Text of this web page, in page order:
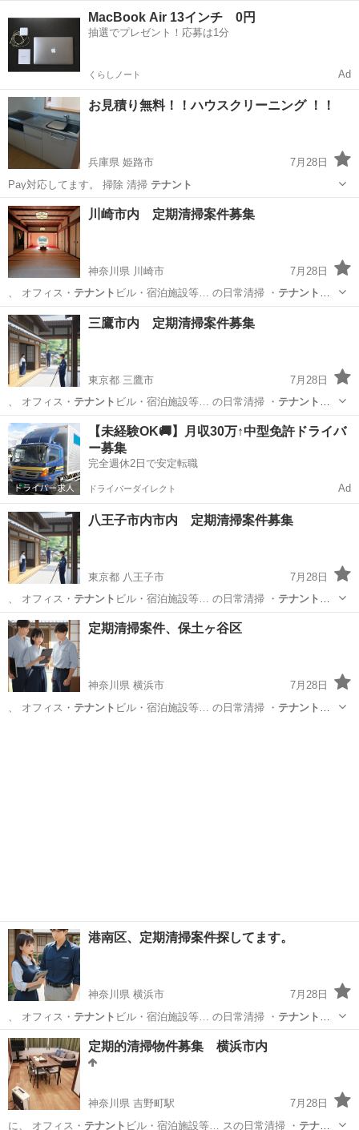
ン：しっかり清潔…
MacBook Air 13インチ 0円
抽選でプレゼント！応募は1分
くらしノート Ad
お見積り無料！！ハウスクリーニング ！！
兵庫県 姫路市
7月28日
Pay対応してます。 掃除 清掃 テナント
兵庫 姫路市 ハウスクリーニング 無料
川崎市内 定期清掃案件募集
神奈川県 川崎市
7月28日
、 オフィス・ テナント ビル・宿泊施設等… の日常清掃 ・ テナント ビ
ル共用部清掃 …
神奈川 川崎市 トイレ掃除 建物
三鷹市内 定期清掃案件募集
東京都 三鷹市
7月28日
、 オフィス・ テナント ビル・宿泊施設等… の日常清掃 ・ テナント ビ
ル共用部清掃 …
東京 三鷹市 トイレ掃除 建物
【未経験OK🚚】月収30万↑中型免許ドライバ
ー募集
完全週休2日で安定転職
ドライバーダイレクト Ad
八王子市内市内 定期清掃案件募集
東京都 八王子市
7月28日
、 オフィス・ テナント ビル・宿泊施設等… の日常清掃 ・ テナント ビ
ル共用部清掃 …
東京 八王子市 トイレ掃除 建物
定期清掃案件、保土ヶ谷区
神奈川県 横浜市
7月28日
、 オフィス・ テナント ビル・宿泊施設等… の日常清掃 ・ テナント ビ
港南区、定期清掃案件探してます。
神奈川県 横浜市
7月28日
、 オフィス・ テナント ビル・宿泊施設等… の日常清掃 ・ テナント
ル共用部清掃 …
神奈川 横浜市 トイレ掃除 建物
定期的清掃物件募集 横浜市内
神奈川県 吉野町駅
7月28日
に、 オフィス・ テナント ビル・宿泊施設等… スの日常清掃 ・ テナン